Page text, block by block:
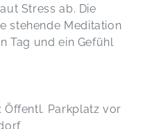
Stress ab. Die
stehende Meditation
Tag und ein Gefühl
: Öffentl. Parkplatz vor